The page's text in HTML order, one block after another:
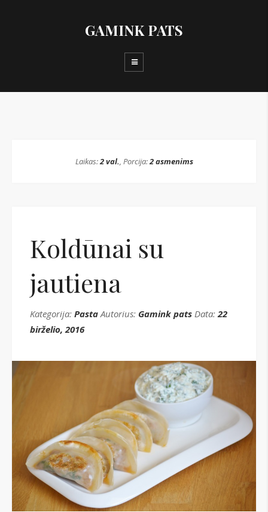
GAMINK PATS
Laikas:2 val., Porcija:2 asmenims
Koldūnai su
jautiena
Kategorija: PastaAutorius: Gamink pats Data:22
birželio, 2016